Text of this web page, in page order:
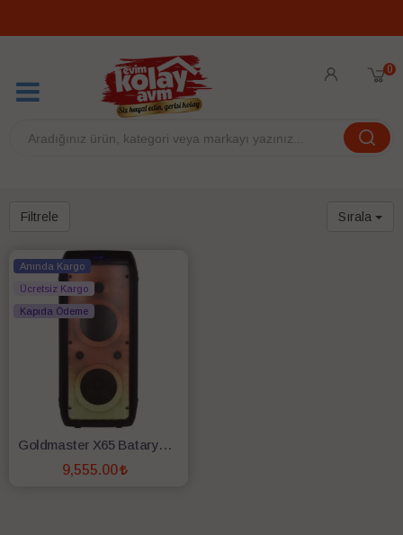
0
Filtrele Sırala
Anında Kargo
Ücretsiz Kargo
Kapıda Ödeme
Goldmaster X65 Bataryalı Taşınabilir Işıklı Neon Dj Box Ses Sistemi
9,555.00